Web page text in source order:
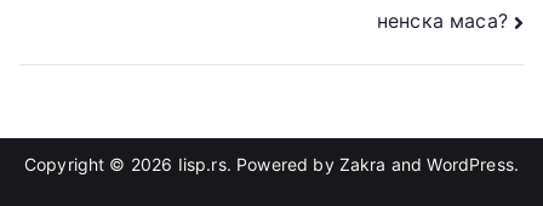
ненска маса?
Copyright © 2026 Iisp.rs. Powered by Zakra andWordPress.